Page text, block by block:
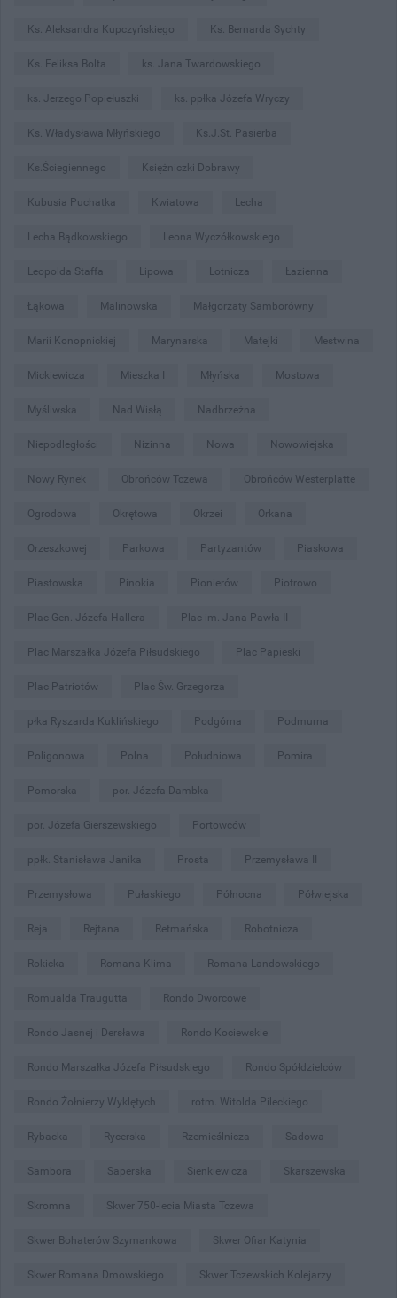
Ks. Aleksandra Kupczyńskiego Ks. Bernarda Sychty
Ks. Feliksa Bolta ks. Jana Twardowskiego
ks. Jerzego Popiełuszki ks. ppłka Józefa Wryczy
Ks. Władysława Młyńskiego Ks.J.St. Pasierba
Ks.Ściegiennego Księżniczki Dobrawy
Kubusia Puchatka Kwiatowa Lecha
Lecha Bądkowskiego Leona Wyczółkowskiego
Leopolda Staffa Lipowa Lotnicza Łazienna
Łąkowa Malinowska Małgorzaty Samborówny
Marii Konopnickiej Marynarska Matejki Mestwina
Mickiewicza Mieszka I Młyńska Mostowa
Myśliwska Nad Wisłą Nadbrzeżna
Niepodległości Nizinna Nowa Nowowiejska
Nowy Rynek Obrońców Tczewa Obrońców Westerplatte
Ogrodowa Okrętowa Okrzei Orkana
Orzeszkowej Parkowa Partyzantów Piaskowa
Piastowska Pinokia Pionierów Piotrowo
Plac Gen. Józefa Hallera Plac im. Jana Pawła II
Plac Marszałka Józefa Piłsudskiego Plac Papieski
Plac Patriotów Plac Św. Grzegorza
płka Ryszarda Kuklińskiego Podgórna Podmurna
Poligonowa Polna Południowa Pomira
Pomorska por. Józefa Dambka
por. Józefa Gierszewskiego Portowców
ppłk. Stanisława Janika Prosta Przemysława II
Przemysłowa Pułaskiego Północna Półwiejska
Reja Rejtana Retmańska Robotnicza
Rokicka Romana Klima Romana Landowskiego
Romualda Traugutta Rondo Dworcowe
Rondo Jasnej i Dersława Rondo Kociewskie
Rondo Marszałka Józefa Piłsudskiego Rondo Spółdzielców
Rondo Żołnierzy Wyklętych rotm. Witolda Pileckiego
Rybacka Rycerska Rzemieślnicza Sadowa
Sambora Saperska Sienkiewicza Skarszewska
Skromna Skwer 750-lecia Miasta Tczewa
Skwer Bohaterów Szymankowa Skwer Ofiar Katynia
Skwer Romana Dmowskiego Skwer Tczewskich Kolejarzy